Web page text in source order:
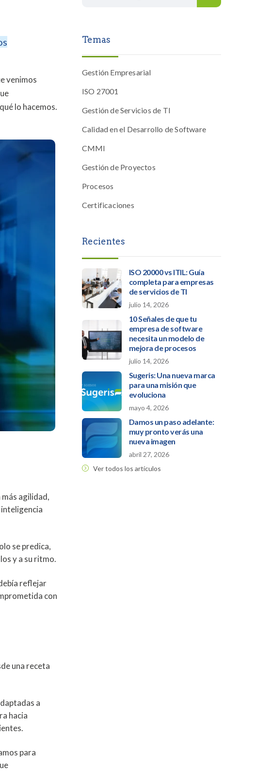
venimos
lo hacemos.
agilidad,
se predica,
y a su ritmo.
reflejar
con
una receta
a
hacia
para
Temas
Gestión Empresarial
ISO 27001
Gestión de Servicios de TI
Calidad en el Desarrollo de Software
CMMI
Gestión de Proyectos
Procesos
Certificaciones
Recientes
ISO 20000 vs ITIL: Guía
completa para empresas
de servicios de TI
julio 14, 2026
10 Señales de que tu
empresa de software
necesita un modelo de
mejora de procesos
julio 14, 2026
Sugeris: Una nueva marca
para una misión que
evoluciona
mayo 4, 2026
Damos un paso adelante:
muy pronto verás una
nueva imagen
abril 27, 2026
Ver todos los artículos